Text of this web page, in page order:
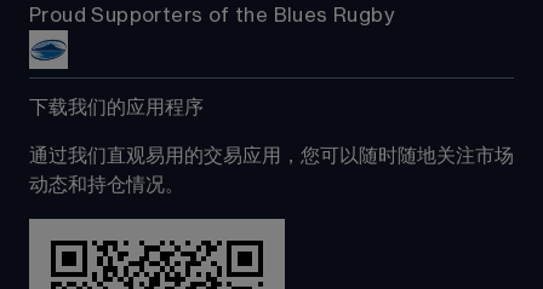
Proud Supporters of the Blues Rugby
下载我们的应用程序
通过我们直观易用的交易应用，您可以随时随地关注市场
动态和持仓情况。